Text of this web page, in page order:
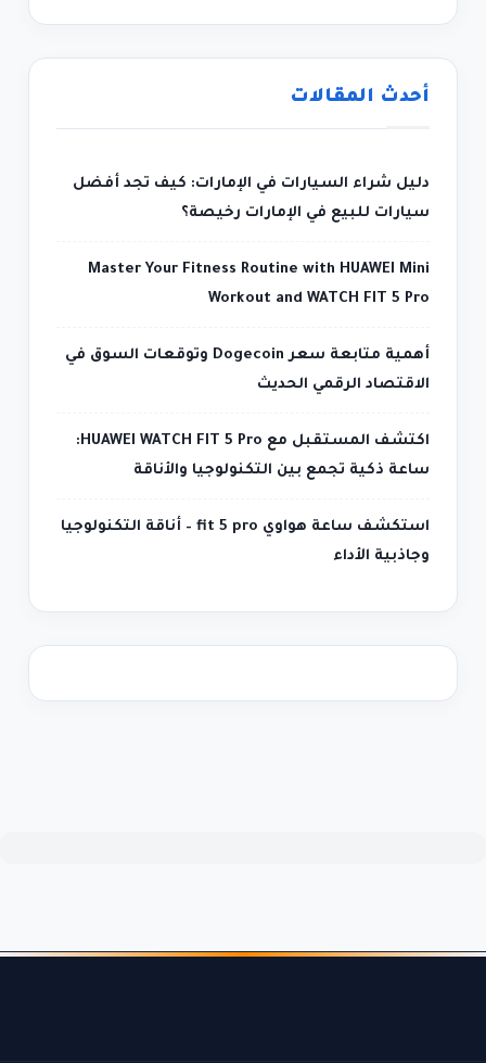
أحدث المقالات
دليل شراء السيارات في الإمارات: كيف تجد أفضل
سيارات للبيع في الإمارات رخيصة؟
Master Your Fitness Routine with HUAWEI Mini
Workout and WATCH FIT 5 Pro
أهمية متابعة سعر Dogecoin وتوقعات السوق في
الاقتصاد الرقمي الحديث
اكتشف المستقبل مع HUAWEI WATCH FIT 5 Pro:
ساعة ذكية تجمع بين التكنولوجيا والأناقة
استكشف ساعة هواوي fit 5 pro – أناقة التكنولوجيا
وجاذبية الأداء